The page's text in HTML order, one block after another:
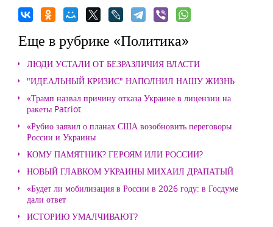
Еще в рубрике «Политика»
ЛЮДИ УСТАЛИ ОТ БЕЗРАЗЛИЧИЯ ВЛАСТИ
"ИДЕАЛЬНЫЙ КРИЗИС" НАПОЛНИЛ НАШУ ЖИЗНЬ
«Трамп назвал причину отказа Украине в лицензии на
ракеты Patriot
«Рубио заявил о планах США возобновить переговоры
России и Украины
КОМУ ПАМЯТНИК? ГЕРОЯМ ИЛИ РОССИИ?
НОВЫЙ ГЛАВКОМ УКРАИНЫ МИХАИЛ ДРАПАТЫЙ
«Будет ли мобилизация в России в 2026 году: в Госдуме
дали ответ
ИСТОРИЮ УМАЛЧИВАЮТ?